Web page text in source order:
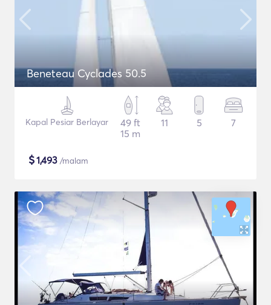
Beneteau Cyclades 50.5
Kapal Pesiar Berlayar
49 ft
15 m
11 5 7
$1,493 /malam